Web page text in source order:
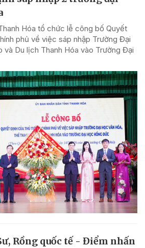
Hóa tổ chức lễ công bố Quyết
phủ về việc sáp nhập Trường Đại
và Du lịch Thanh Hóa vào Trường Đại
Rồng quốc tế - Điểm nhấn